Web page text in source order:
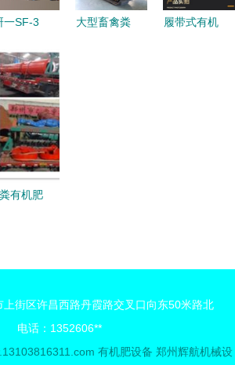
一SF-3
高效节
的翻堆机
力绿色农
业
大型畜禽粪
履带式有机
有机肥
街区许昌西路丹霞路交叉口向东50米路北
电话：1352606**
有机肥设备 郑州辉航机械设